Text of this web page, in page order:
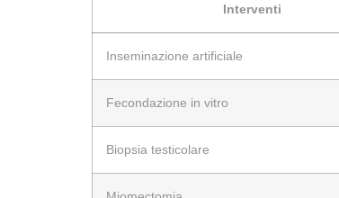
Interventi
Inseminazione artificiale
Fecondazione in vitro
Biopsia testicolare